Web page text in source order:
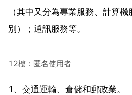
（其中又分為專業服務、計算
別）；通訊服務等。
12樓：匿名使用者
1、交通運輸、倉儲和郵政業。